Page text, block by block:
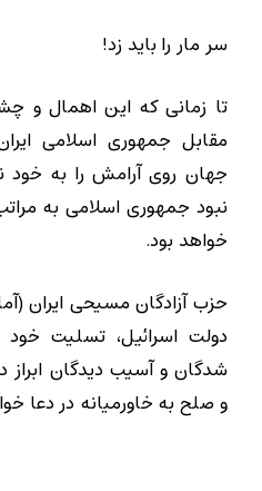
سر مار را باید زد!
تا زمانی که این اهمال و
مقابل جمهوری اسلامی
جهان روی آرامش را به خود
نبود جمهوری اسلامی به
خواهد بود.
حزب آزادگان مسیحی ایران
دولت اسرائیل، تسلیت
شدگان و آسیب دیدگان ابراز
و صلح به خاورمیانه در دعا